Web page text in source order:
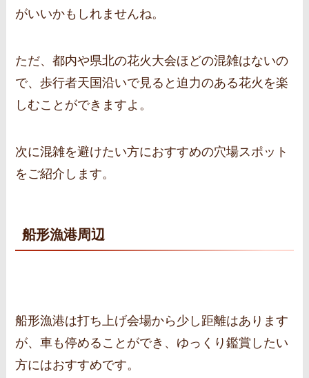
がいいかもしれませんね。
ただ、都内や県北の花火大会ほどの混雑はないの
で、歩行者天国沿いで見ると迫力のある花火を楽
しむことができますよ。
次に混雑を避けたい方におすすめの穴場スポット
をご紹介します。
船形漁港周辺
船形漁港は打ち上げ会場から少し距離はあります
が、車も停めることができ、ゆっくり鑑賞したい
方にはおすすめです。